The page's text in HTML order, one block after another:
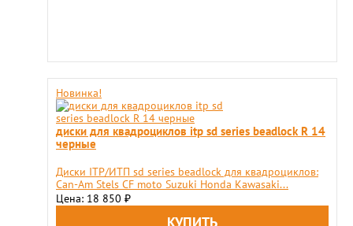
Новинка!
диски для квадроциклов itp sd series beadlock R 14
черные
Диски ITP/ИТП sd series beadlock для квадроциклов:
Can-Am Stels CF moto Suzuki Honda Kawasaki...
Цена: 18 850 ₽